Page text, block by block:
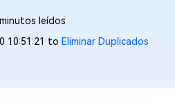
leídos
10:51:21 to Eliminar Duplicados